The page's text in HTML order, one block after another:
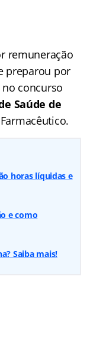
remuneração
preparou por
concurso
Saúde de
horas líquidas e
e como
Saiba mais!